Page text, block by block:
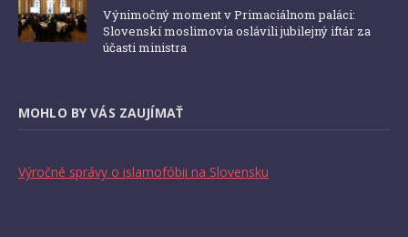
Výnimočný moment v Primaciálnom paláci:
Slovenskí moslimovia oslávili jubilejný iftár za
účasti ministra
MOHLO BY VÁS ZAUJÍMAŤ
Výročné správy o islamofóbii na Slovensku